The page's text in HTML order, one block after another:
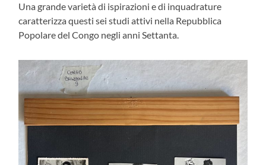
Una grande varietà di ispirazioni e di inquadrature
caratterizza questi sei studi attivi nella Repubblica
Popolare del Congo negli anni Settanta.